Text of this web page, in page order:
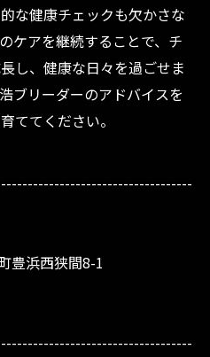
な健康チェックも欠かさな
ケアを継続することで、チ
し、健康な日々を過ごせま
ブリーダーのアドバイスを
ててください。
豊浜西狭間8-1